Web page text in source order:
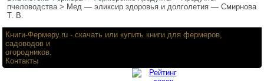
пчеловодства> Мед — эликсир здоровья и долголетия — Смирнова
Т. В.
Книги-Фермеру.ru - скачать или купить книги для фермеров,
садоводов и
огородников.
Контакты